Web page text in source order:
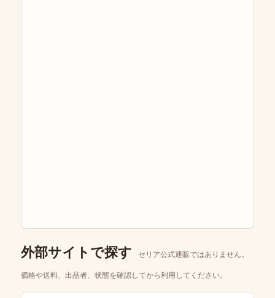
外部サイトで探す セリア公式通販ではありません。
価格や送料、出品者、状態を確認してから利用してください。